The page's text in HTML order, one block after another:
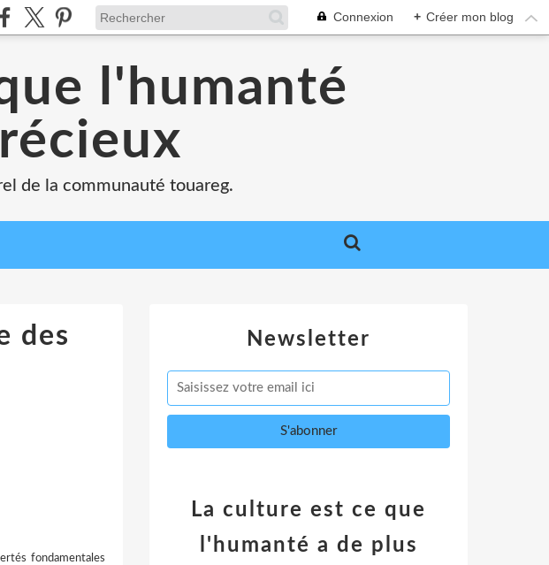
Connexion + Créer mon blog
l'humanté
de la communauté touareg.
des
fondamentales
Newsletter
La culture est ce que
l'humanté a de plus